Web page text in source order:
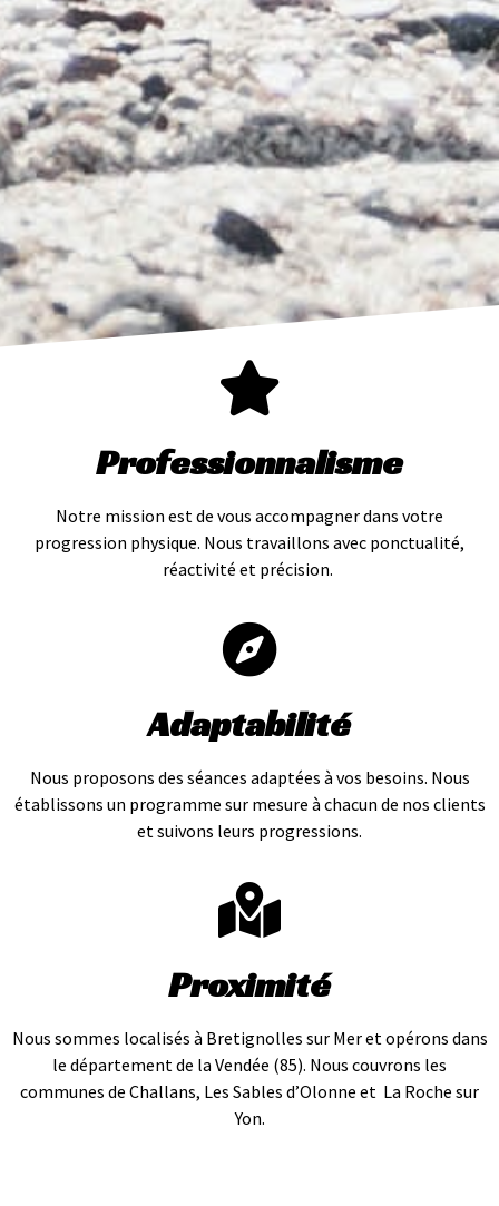
Professionnalisme
Notre mission est de vous accompagner dans votre
progression physique. Nous travaillons avec ponctualité,
réactivité et précision.
Adaptabilité
Nous proposons des séances adaptées à vos besoins. Nous
établissons un programme sur mesure à chacun de nos clients
et suivons leurs progressions.
Proximité
Nous sommes localisés à Bretignolles sur Mer et opérons dans
le département de la Vendée (85). Nous couvrons les
communes de Challans, Les Sables d’Olonne et La Roche sur
Yon.